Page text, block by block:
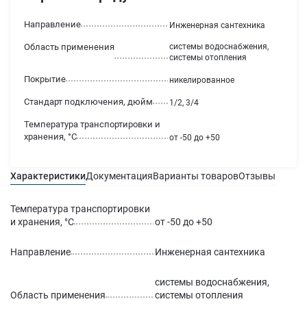
Температура транспортировки и
хранения, °С
от -50 до +50
Направление Инженерная сантехника
Область применения
системы водоснабжения,
системы отопления
Покрытие никелированное
Стандарт подключения, дюйм 1/2, 3/4
ХарактеристикиДокументацияВарианты товаровОтзывы
Температура транспортировки
и хранения, °С
от -50 до +50
Направление Инженерная сантехника
Область применения
системы водоснабжения,
системы отопления